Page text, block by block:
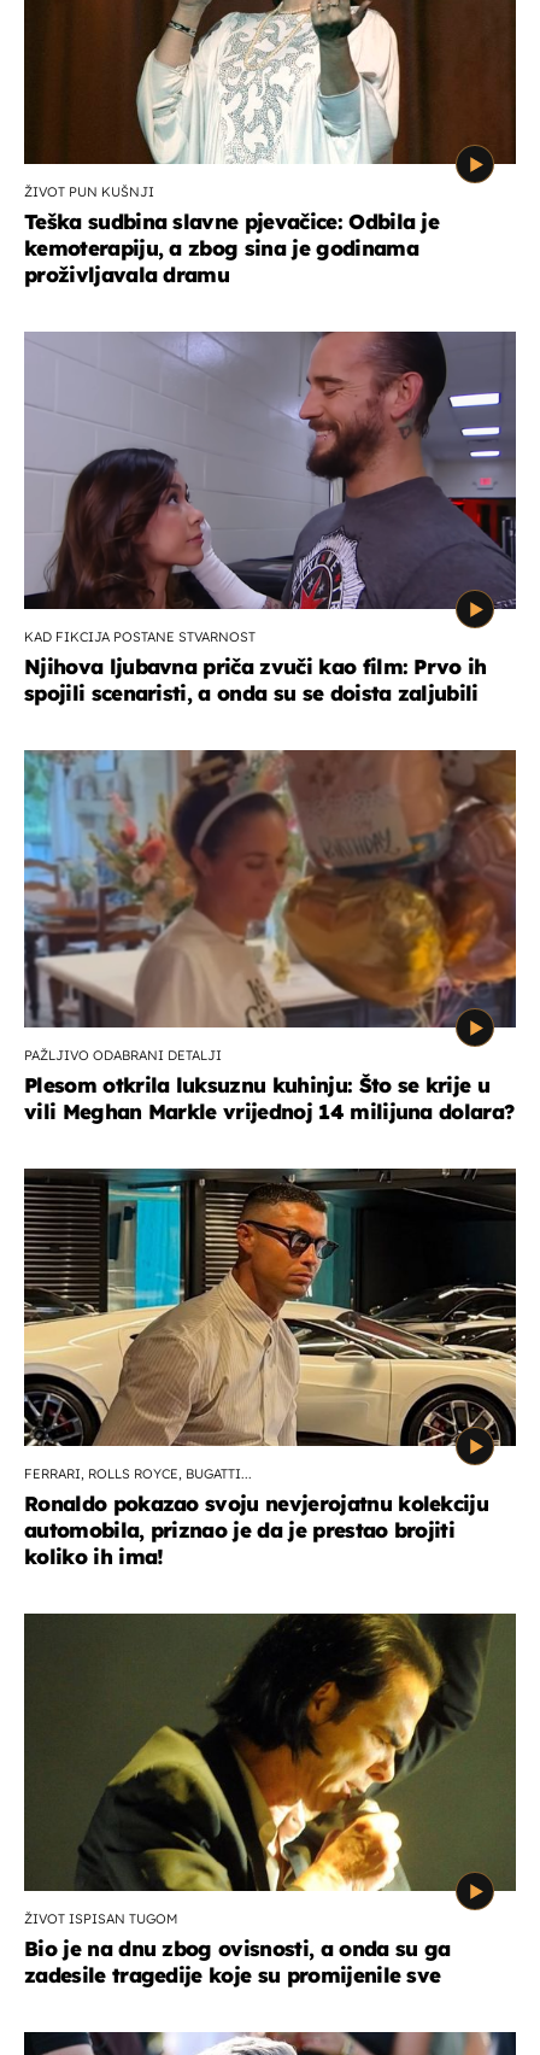
ŽIVOT PUN KUŠNJI
Teška sudbina slavne pjevačice: Odbila je
kemoterapiju, a zbog sina je godinama
proživljavala dramu
KAD FIKCIJA POSTANE STVARNOST
Njihova ljubavna priča zvuči kao film: Prvo ih
spojili scenaristi, a onda su se doista zaljubili
PAŽLJIVO ODABRANI DETALJI
Plesom otkrila luksuznu kuhinju: Što se krije u
vili Meghan Markle vrijednoj 14 milijuna dolara?
FERRARI, ROLLS ROYCE, BUGATTI...
Ronaldo pokazao svoju nevjerojatnu kolekciju
automobila, priznao je da je prestao brojiti
koliko ih ima!
ŽIVOT ISPISAN TUGOM
Bio je na dnu zbog ovisnosti, a onda su ga
zadesile tragedije koje su promijenile sve